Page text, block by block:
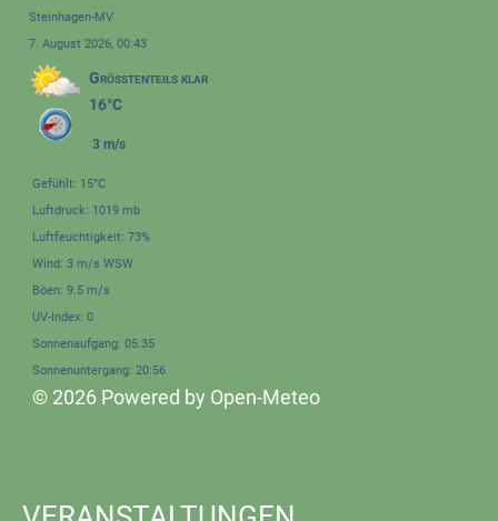
Steinhagen-MV
7. August 2026, 00:43
Größtenteils klar
16°C
3 m/s
Gefühlt: 15°C
Luftdruck: 1019 mb
Luftfeuchtigkeit: 73%
Wind: 3 m/s WSW
Böen: 9.5 m/s
UV-Index: 0
Sonnenaufgang: 05:35
Sonnenuntergang: 20:56
© 2026 Powered by Open-Meteo